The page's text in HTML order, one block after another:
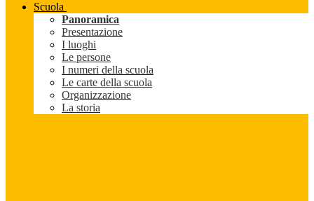
Scuola
Panoramica
Presentazione
I luoghi
Le persone
I numeri della scuola
Le carte della scuola
Organizzazione
La storia